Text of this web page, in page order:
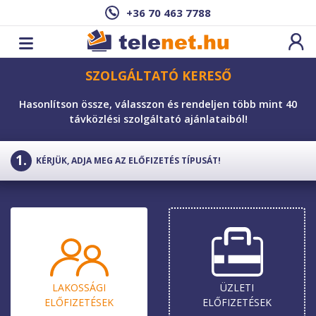
+36 70 463 7788
SZOLGÁLTATÓ KERESŐ
Hasonlítson össze, válasszon és rendeljen több mint 40
távközlési szolgáltató ajánlataiból!
KÉRJÜK, ADJA MEG AZ ELŐFIZETÉS TÍPUSÁT!
LAKOSSÁGI
ELŐ­FIZETÉSEK
ÜZLETI
ELŐ­FIZETÉSEK